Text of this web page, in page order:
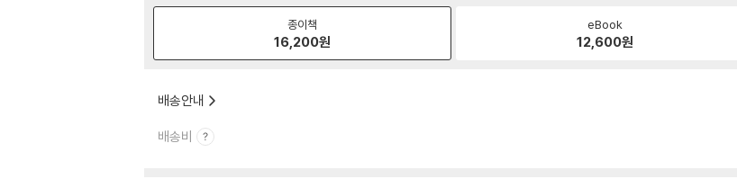
종이책
16,200원
eBook
12,600원
배송안내
배송비